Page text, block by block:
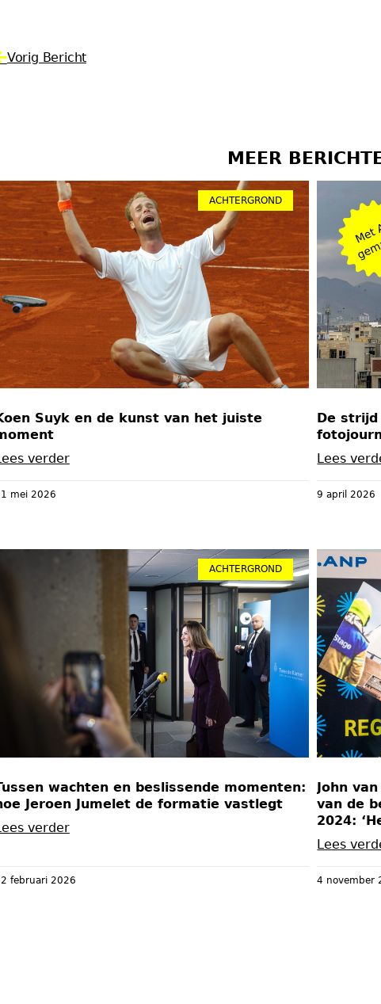
Vorig Bericht
MEER
ACHTERGROND
Suyk en de kunst van het juiste
verder
mei 2026
De strijd
Lees
9 april 2026
ACHTERGROND
wachten en beslissende momenten:
Jeroen Jumelet de formatie vastlegt
verder
februari 2026
John
van de
2024:
Lees
4 november